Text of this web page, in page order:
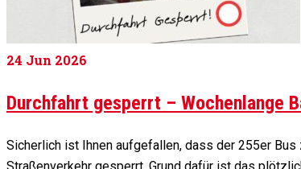
24 Jun 2026
Durchfahrt gesperrt – Wochenlange
Sicherlich ist Ihnen aufgefallen, dass der 255er